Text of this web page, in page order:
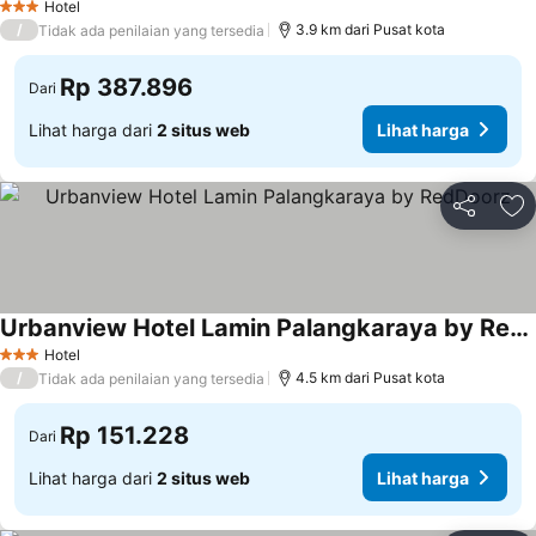
3 BintangHotel
/
Tidak ada penilaian yang tersedia 3.9 km dari Pusat kota
Dari Rp 387.896
Lihat harga dari 2 situs web Lihat harga
Bagikan
3 BintangHotel
Urbanview Hotel Lamin Palangkaraya by RedDoorz
/ Tidak ada penilaian yang tersedia 4.5 km dari Pusat kota
Dari Rp 151.228
Lihat harga dari 2 situs web Lihat harga